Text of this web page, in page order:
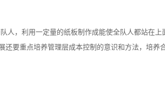
人，利用一定量的纸板制作成能使全队人都站在上
还要重点培养管理层成本控制的意识和方法，培养